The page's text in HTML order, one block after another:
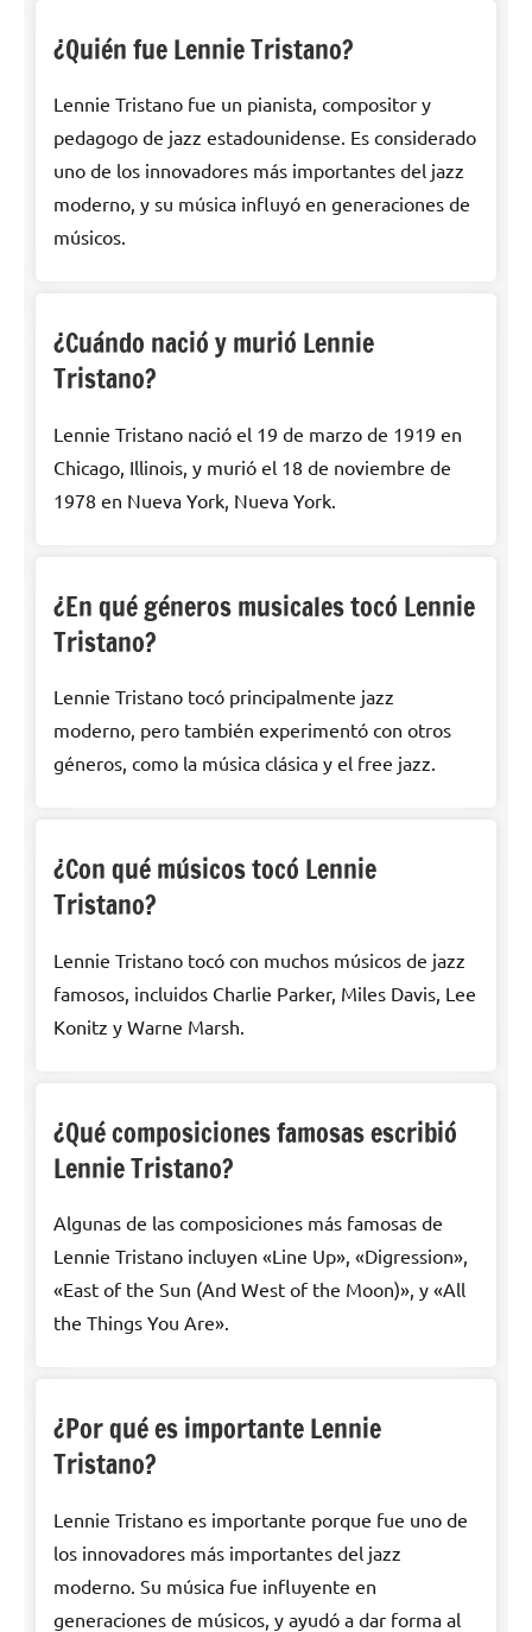
¿Quién fue Lennie Tristano?
Lennie Tristano fue un pianista, compositor y
pedagogo de jazz estadounidense. Es considerado
uno de los innovadores más importantes del jazz
moderno, y su música influyó en generaciones de
músicos.
¿Cuándo nació y murió Lennie
Tristano?
Lennie Tristano nació el 19 de marzo de 1919 en
Chicago, Illinois, y murió el 18 de noviembre de
1978 en Nueva York, Nueva York.
¿En qué géneros musicales tocó Lennie
Tristano?
Lennie Tristano tocó principalmente jazz
moderno, pero también experimentó con otros
géneros, como la música clásica y el free jazz.
¿Con qué músicos tocó Lennie
Tristano?
Lennie Tristano tocó con muchos músicos de jazz
famosos, incluidos Charlie Parker, Miles Davis, Lee
Konitz y Warne Marsh.
¿Qué composiciones famosas escribió
Lennie Tristano?
Algunas de las composiciones más famosas de
Lennie Tristano incluyen «Line Up», «Digression»,
«East of the Sun (And West of the Moon)», y «All
the Things You Are».
¿Por qué es importante Lennie
Tristano?
Lennie Tristano es importante porque fue uno de
los innovadores más importantes del jazz
moderno. Su música fue influyente en
generaciones de músicos, y ayudó a dar forma al